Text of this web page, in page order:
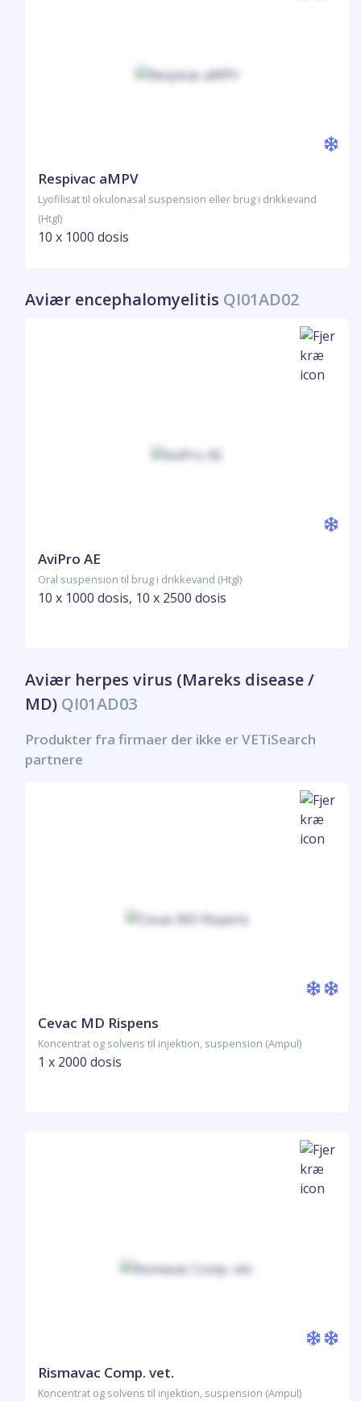
Respivac aMPV
Lyofilisat til okulonasal suspension eller brug i drikkevand
(Htgl)
10 x 1000 dosis
Aviær encephalomyelitis QI01AD02
AviPro AE
Oral suspension til brug i drikkevand (Htgl)
10 x 1000 dosis, 10 x 2500 dosis
Aviær herpes virus (Mareks disease /
MD) QI01AD03
Produkter fra firmaer der ikke er VETiSearch
partnere
Cevac MD Rispens
Koncentrat og solvens til injektion, suspension (Ampul)
1 x 2000 dosis
Rismavac Comp. vet.
Koncentrat og solvens til injektion, suspension (Ampul)